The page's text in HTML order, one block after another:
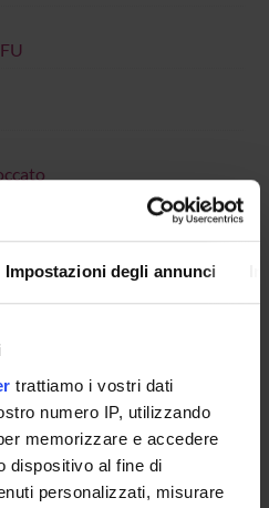
Impostazioni degli annunci
trattiamo i vostri dati
numero IP, utilizzando
memorizzare e accedere
dispositivo al fine di
personalizzati, misurare